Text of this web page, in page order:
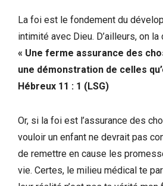
La foi est le fondement du
intimité avec Dieu. D’ailleurs, on
« Une ferme assurance des
une démonstration de celles
Hébreux 11 : 1 (LSG)
Or, si la foi est l’assurance des
vouloir un enfant ne devrait pas
de remettre en cause les
vie. Certes, le milieu médical te